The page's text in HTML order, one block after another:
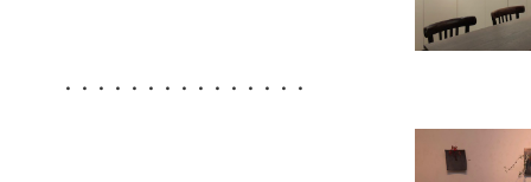
・・・・・・・・・・・・・・・